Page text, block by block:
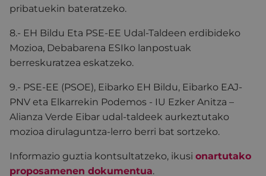
pribatuekin bateratzeko.
8.- EH Bildu Eta PSE-EE Udal-Taldeen erdibideko
Mozioa, Debabarena ESIko lanpostuak
berreskuratzea eskatzeko.
9.- PSE-EE (PSOE), Eibarko EH Bildu, Eibarko EAJ-
PNV eta Elkarrekin Podemos - IU Ezker Anitza –
Alianza Verde Eibar udal-taldeek aurkeztutako
mozioa dirulaguntza-lerro berri bat sortzeko.
Informazio guztia kontsultatzeko, ikusi onartutako
proposamenen dokumentua.